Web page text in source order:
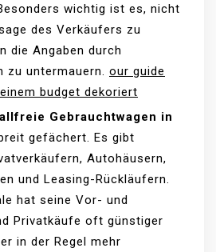
wichtig ist es, nicht
des Verkäufers zu
die Angaben durch
zu untermauern. our guide
budget dekoriert
Gebrauchtwagen in
gefächert. Es gibt
Autohäusern,
und Leasing-Rückläufern.
hat seine Vor- und
Privatkäufe oft günstiger
in der Regel mehr